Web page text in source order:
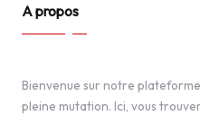
A propos
Bienvenue sur notre
pleine mutation. Ici, vous